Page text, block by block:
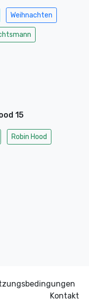
Weihnachten
15
Robin Hood
Kontakt